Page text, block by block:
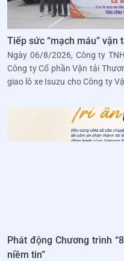
Tiếp sức “mạch máu” vận
Ngày 06/8/2026, Công ty
Công ty Cổ phần Vận tải
giao lô xe Isuzu cho Công ty
Phát động Chương trình
niềm tin”